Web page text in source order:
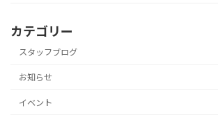
カテゴリー
スタッフブログ
お知らせ
イベント